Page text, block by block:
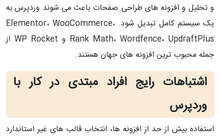
و تحلیل و افزونه‌ های طراحی صفحات باعث می‌ شوند وردپرس به
یک سیستم کامل تبدیل شود. Elementor، WooCommerce،
Rank Math، Wordfence، UpdraftPlus و WP Rocket از
جمله محبوب‌ ترین افزونه‌ های جهان هستند.
اشتباهات رایج افراد مبتدی در کار با
وردپرس
استفاده بیش از حد از افزونه‌ ها، انتخاب قالب‌ های غیر استاندارد